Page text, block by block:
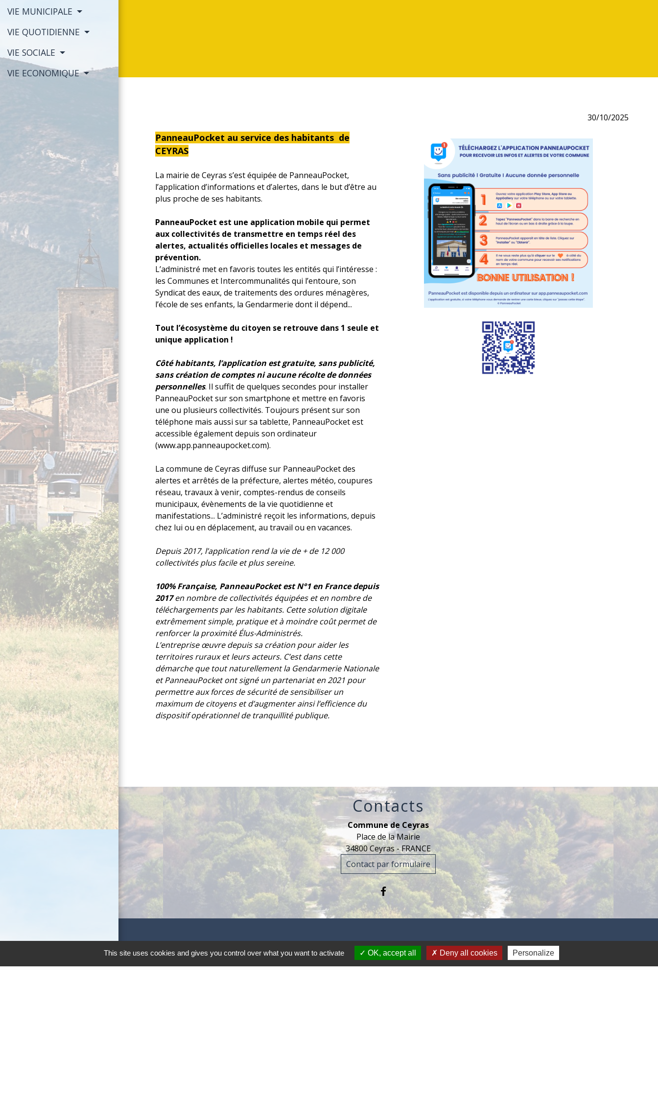
VIE MUNICIPALE
VIE QUOTIDIENNE
VIE SOCIALE
VIE ECONOMIQUE
30/10/2025
PanneauPocket au service des habitants de
CEYRAS
La mairie de Ceyras s’est équipée de PanneauPocket,
l’application d’informations et d’alertes, dans le but d’être au
plus proche de ses habitants.
PanneauPocket est une application mobile qui permet
aux collectivités de transmettre en temps réel des
alertes, actualités officielles locales et messages de
prévention.
L’administré met en favoris toutes les entités qui l’intéresse :
les Communes et Intercommunalités qui l’entoure, son
Syndicat des eaux, de traitements des ordures ménagères,
l’école de ses enfants, la Gendarmerie dont il dépend...
Tout l’écosystème du citoyen se retrouve dans 1 seule et
unique application !
Côté habitants, l’application est gratuite, sans publicité,
sans création de comptes ni aucune récolte de données
personnelles. Il suffit de quelques secondes pour installer
PanneauPocket sur son smartphone et mettre en favoris
une ou plusieurs collectivités. Toujours présent sur son
téléphone mais aussi sur sa tablette, PanneauPocket est
accessible également depuis son ordinateur
(www.app.panneaupocket.com).
La commune de Ceyras diffuse sur PanneauPocket des
alertes et arrêtés de la préfecture, alertes météo, coupures
réseau, travaux à venir, comptes-rendus de conseils
municipaux, évènements de la vie quotidienne et
manifestations... L’administré reçoit les informations, depuis
chez lui ou en déplacement, au travail ou en vacances.
Depuis 2017, l’application rend la vie de + de 12 000
collectivités plus facile et plus sereine.
100% Française, PanneauPocket est N°1 en France depuis
2017en nombre de collectivités équipées et en nombre de
téléchargements par les habitants. Cette solution digitale
extrêmement simple, pratique et à moindre coût permet de
renforcer la proximité Élus-Administrés.
L’entreprise œuvre depuis sa création pour aider les
territoires ruraux et leurs acteurs. C’est dans cette
démarche que tout naturellement la Gendarmerie Nationale
et PanneauPocket ont signé un partenariat en 2021 pour
permettre aux forces de sécurité de sensibiliser un
maximum de citoyens et d’augmenter ainsi l’efficience du
dispositif opérationnel de tranquillité publique.
Contacts
Commune de Ceyras
Place de la Mairie
34800 Ceyras - FRANCE
Contact par formulaire
Liens
This site uses cookies and gives you control over what you want to activate OK, accept all Deny all cookies Personalize